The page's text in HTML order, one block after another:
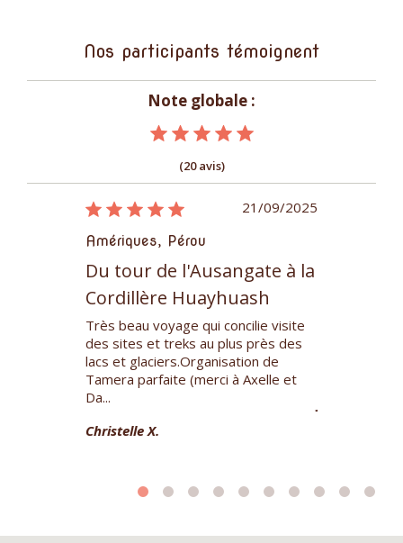
Nos participants témoignent
Note globale :
(20 avis)
21/09/2025
Amériques, Pérou
Du tour de l'Ausangate à la
Cordillère Huayhuash
Très beau voyage qui concilie visite
des sites et treks au plus près des
lacs et glaciers.Organisation de
Tamera parfaite (merci à Axelle et
Da...
Christelle X.